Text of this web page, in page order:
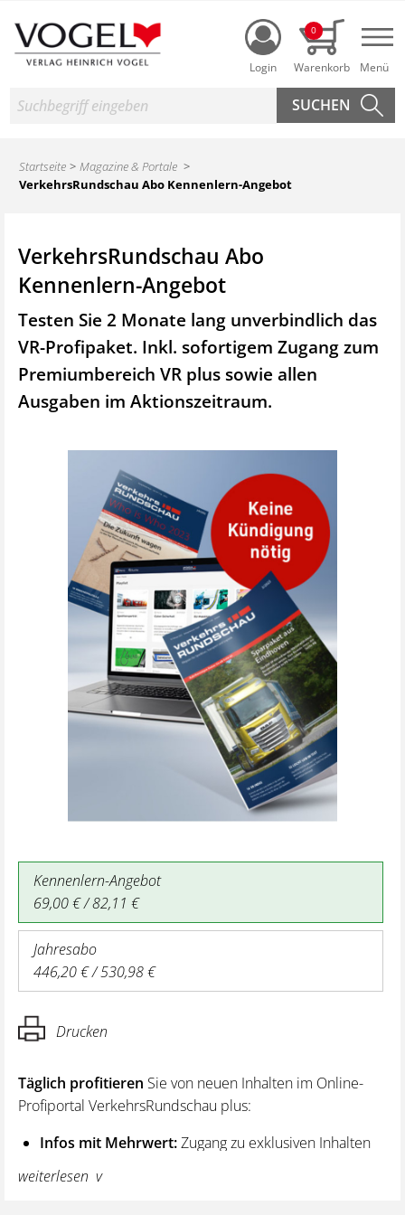
Login
0
Suche
Startseite
Magazine & Portale
VerkehrsRundschau Abo Kennenlern-Angebot
VerkehrsRundschau Abo
Kennenlern-Angebot
Testen Sie 2 Monate lang unverbindlich das
VR-Profipaket. Inkl. sofortigem Zugang zum
Premiumbereich VR plus sowie allen
Ausgaben im Aktionszeitraum.
Kennenlern-Angebot
69,00 € / 82,11 €
Jahresabo
446,20 € / 530,98 €
Drucken
Täglich profitieren Sie von neuen Inhalten im Online-
Profiportal VerkehrsRundschau plus:
Infos mit Mehrwert:Zugang zu exklusiven Inhalten
und Hintergrundwissen – von aktuellen Regelungen
wie z. B. bei den Lenk- und Ruhezeiten,
weiterlesen